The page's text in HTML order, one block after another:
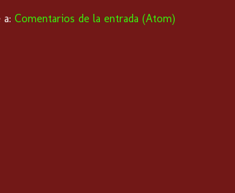
Comentarios de la entrada (Atom)